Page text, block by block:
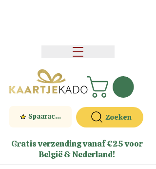
Gratis verzending vanaf €25 voor
België & Nederland!
Spaaractie Zoeken